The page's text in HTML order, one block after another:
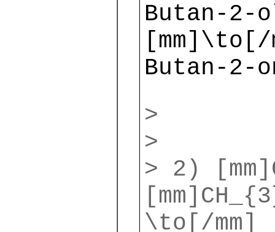
Butan-
[mm]\to[/
Butan-2-
>
>
> 2)
\to[/mm]